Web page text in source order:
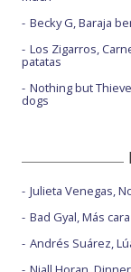
Becky G, Baraja
Los Zigarros,
patatas
Nothing but
dogs
Julieta Venegas,
Bad Gyal, Más cara
Andrés Suárez,